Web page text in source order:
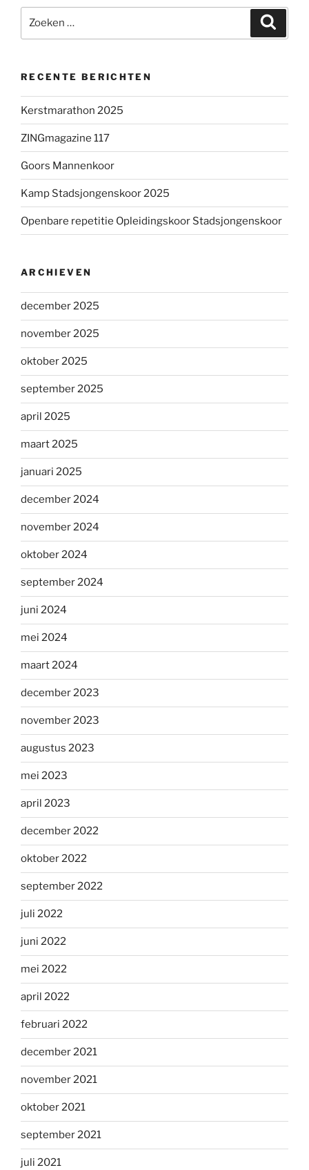
naar:
RECENTE BERICHTEN
Kerstmarathon 2025
ZINGmagazine 117
Goors Mannenkoor
Kamp Stadsjongenskoor 2025
Openbare repetitie Opleidingskoor Stadsjongenskoor
ARCHIEVEN
december 2025
november 2025
oktober 2025
september 2025
april 2025
maart 2025
januari 2025
december 2024
november 2024
oktober 2024
september 2024
juni 2024
mei 2024
maart 2024
december 2023
november 2023
augustus 2023
mei 2023
april 2023
december 2022
oktober 2022
september 2022
juli 2022
juni 2022
mei 2022
april 2022
februari 2022
december 2021
november 2021
oktober 2021
september 2021
juli 2021